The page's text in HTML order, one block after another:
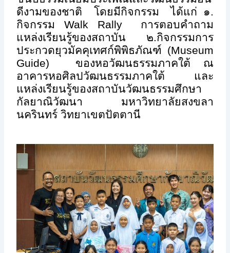
ดีงามของชาติ โดยมีกิจกรรม ได้แก่ ๑.
กิจกรรมWalk Rally การตอบคำถาม
แหล่งเรียนรู้ของสถาบัน ๒.กิจกรรมการ
ประกวดยุวมัคคุเทศก์พิพิธภัณฑ์ (Museum
Guide) ของหอวัฒนธรรมภาคใต้ ณ
อาคารหอศิลปวัฒนธรรมภาคใต้ และ
แหล่งเรียนรู้ของสถาบันวัฒนธรรมศึกษา
กัลยาณิวัฒนา มหาวิทยาลัยสงขลา
นครินทร์ วิทยาเขตปัตตานี